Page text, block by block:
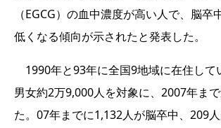
（EGCG）の血中濃度が高い人で、脳卒
低くなる傾向が示されたと発表した。
1990年と93年に全国9地域に在住して
男女約2万9,000人を対象に、2007年ま
た。07年までに1,132人が脳卒中、209